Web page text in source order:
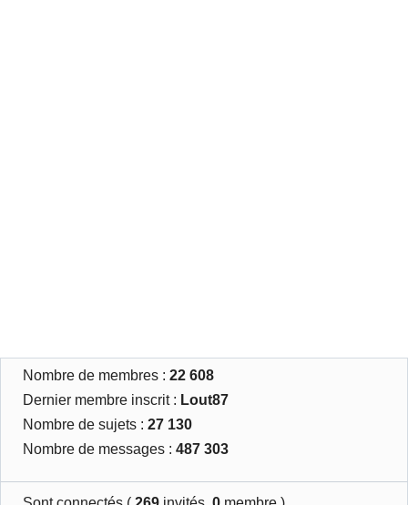
Nombre de membres :22 608
Dernier membre inscrit : Lout87
Nombre de sujets :27 130
Nombre de messages :487 303